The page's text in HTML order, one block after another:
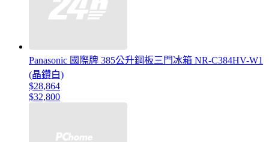
Panasonic 國際牌 385公升鋼板三門冰箱 NR-C384HV-W1
(晶鑽白)
$28,864
$32,800